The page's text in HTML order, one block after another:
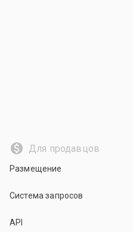
Для продавцов
Размещение
Система запросов
API